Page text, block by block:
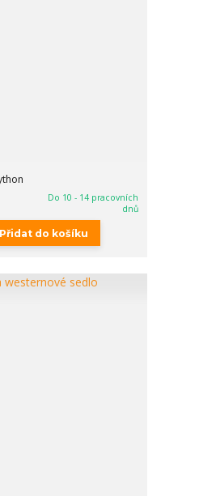
Do 10 - 14 pracovních
dnů
Přidat do košíku